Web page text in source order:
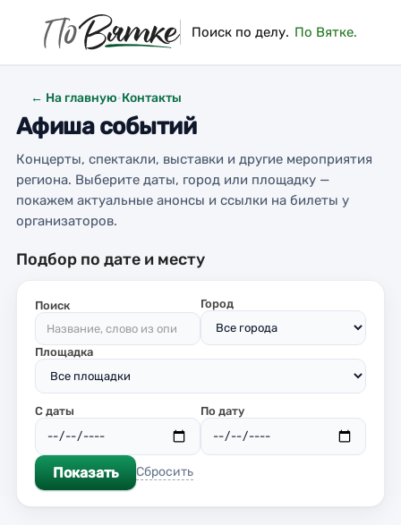
Поиск по делу. По Вятке.
← На главную·Контакты
Афиша событий
Концерты, спектакли, выставки и другие мероприятия
региона. Выберите даты, город или площадку —
покажем актуальные анонсы и ссылки на билеты у
организаторов.
Подбор по дате и месту
Поиск Город
Площадка
С даты По дату
Показать Сбросить